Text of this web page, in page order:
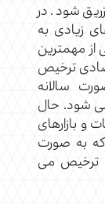
شود. در
زیادی به
مهمترین
ترخیص
سالانه
شود. حال
و بازارهای
که به صورت
ترخیص می